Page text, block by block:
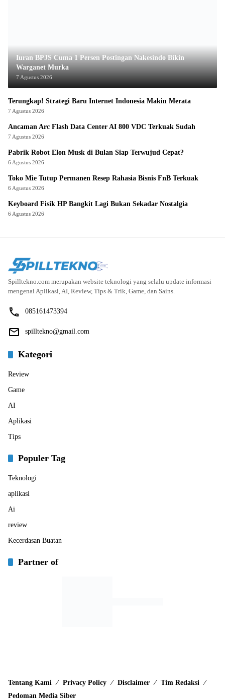
Iuran BPJS Cuma 1 Persen Postingan Nakesindo Bikin
Warganet Murka
7 Agustus 2026
Terungkap! Strategi Baru Internet Indonesia Makin Merata
7 Agustus 2026
Ancaman Arc Flash Data Center AI 800 VDC Terkuak Sudah
7 Agustus 2026
Pabrik Robot Elon Musk di Bulan Siap Terwujud Cepat?
6 Agustus 2026
Toko Mie Tutup Permanen Resep Rahasia Bisnis FnB Terkuak
6 Agustus 2026
Keyboard Fisik HP Bangkit Lagi Bukan Sekadar Nostalgia
6 Agustus 2026
Spilltekno.com merupakan website teknologi yang selalu update informasi
mengenai Aplikasi, AI, Review, Tips & Trik, Game, dan Sains.
085161473394
spilltekno@gmail.com
Kategori
Review
Game
AI
Aplikasi
Tips
Populer Tag
Teknologi
aplikasi
Ai
review
Kecerdasan Buatan
Partner of
Tentang Kami Privacy Policy Disclaimer
Tim Redaksi
Pedoman Media Siber